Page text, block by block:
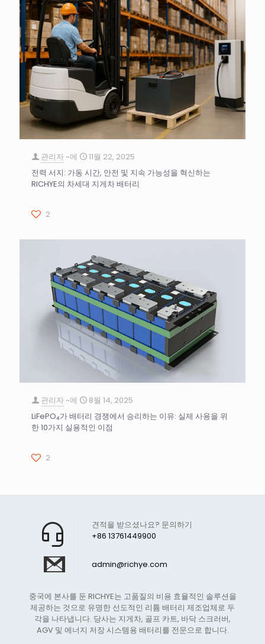
관리자~에
11월 22, 2025
전력 서지: 가동 시간, 안전 및 지속 가능성을 혁신하는
RICHYE의 차세대 지게차 배터리
2
관리자~에
8월 14, 2025
LiFePO₄가 배터리 경쟁에서 승리하는 이유: 실제 사용을 위
한 10가지 실용적인 이점
2
+86 13761449900
견적을 받으셨나요? 문의하기
admin@richye.com
중국에 본사를 둔 RICHYE는 고품질의 비용 효율적인 솔루션을
제공하는 것으로 유명한 선도적인 리튬 배터리 제조업체로 두
각을 나타냅니다. 당사는 지게차, 골프 카트, 바닥 스크러버,
AGV 및 에너지 저장 시스템용 배터리를 전문으로 합니다.